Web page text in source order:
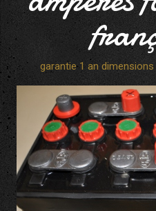
garantie 1 an